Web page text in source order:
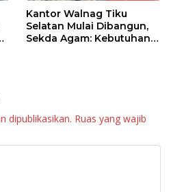
Kantor Walnag Tiku
Selatan Mulai Dibangun,
Sekda Agam: Kebutuhan
dipublikasikan. Ruas yang wajib